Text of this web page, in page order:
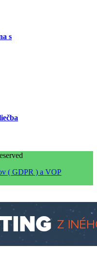
s
( GDPR ) a VOP